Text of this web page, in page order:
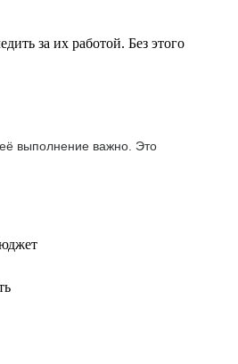
за их работой. Без этого
её выполнение важно. Это